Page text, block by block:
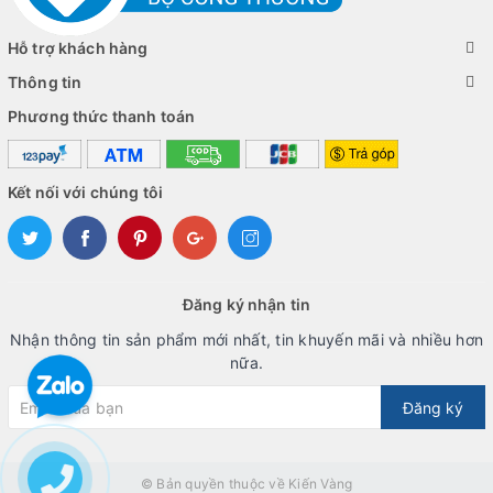
sống động. Tấm nền WVA có tỷ lệ tương phản cao giúp quá
trình tái tạo màu sắc trở nên chính xác và trung thực hơn, mang
có thể quan sát màn hình ở nhiều vị trí mà hình ảnh vẫn hiển thị
sắc nét và chất lượng.
Hỗ trợ khách hàng
Thông tin
Phương thức thanh toán
Kết nối với chúng tôi
Đăng ký nhận tin
Nhận thông tin sản phẩm mới nhất, tin khuyến mãi và nhiều hơn
nữa.
Đăng ký
© Bản quyền thuộc về Kiến Vàng